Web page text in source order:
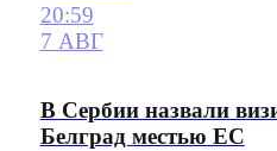
20:59
7 АВГ
В Сербии назвали
Белград местью ЕС